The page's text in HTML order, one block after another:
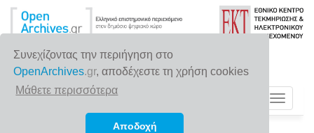
Συνεχίζοντας την περιήγηση στο
OpenArchives.gr, αποδέχεστε τη χρήση cookies
Μάθετε περισσότερα
Αποδοχή
Toggle